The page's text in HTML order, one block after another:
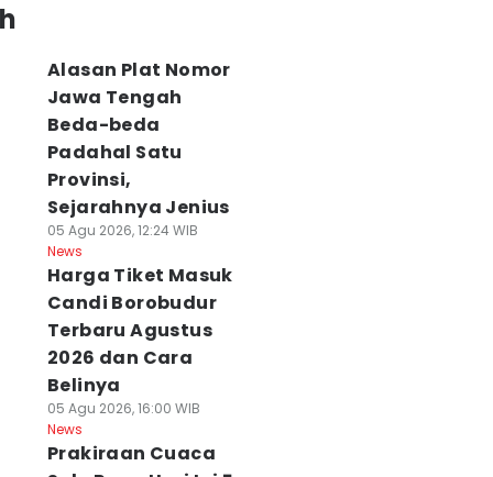
Blak-
KNEKS di
Kaus Kaki
sampai
Ramah
yang
Agu 2026, 17:00 WIB
Bakti Indonesia
Kelenteng Agung
Sam Poo Kong,
Sasar 5 Ribu
Warga
Alasan Plat Nomor
Jawa Tengah
Beda-beda
Padahal Satu
Provinsi,
Sejarahnya Jenius
05 Agu 2026, 12:24 WIB
News
Harga Tiket Masuk
Candi Borobudur
Terbaru Agustus
2026 dan Cara
Belinya
05 Agu 2026, 16:00 WIB
News
Prakiraan Cuaca